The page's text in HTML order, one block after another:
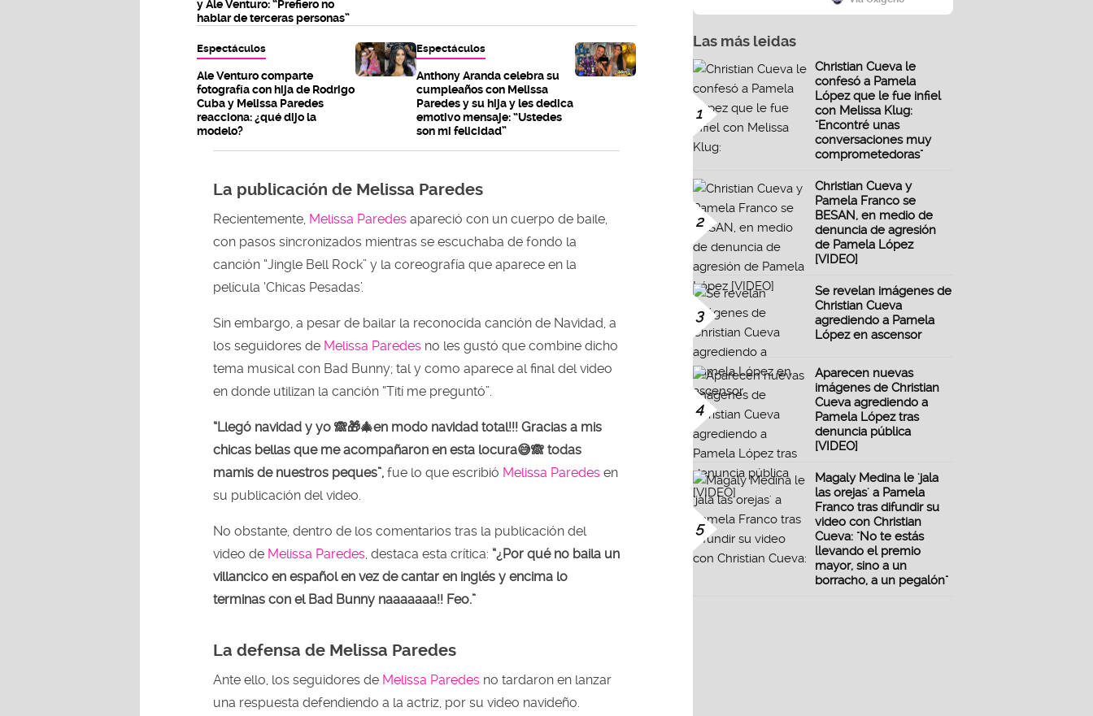
y Ale Venturo: “Prefiero no
hablar de terceras personas”
Espectáculos
Ale Venturo comparte
fotografía con hija de Rodrigo
Cuba y Melissa Paredes
reacciona: ¿qué dijo la
modelo?
Espectáculos
Anthony Aranda celebra su
cumpleaños con Melissa
Paredes y su hija y les dedica
emotivo mensaje: “Ustedes
son mi felicidad”
La publicación de Melissa Paredes
Recientemente, Melissa Paredes apareció con un cuerpo de baile,
con pasos sincronizados mientras se escuchaba de fondo la
canción “Jingle Bell Rock” y la coreografía que aparece en la
película ‘Chicas Pesadas’.
Sin embargo, a pesar de bailar la reconocida canción de Navidad, a
los seguidores de Melissa Paredes no les gustó que combine dicho
tema musical con Bad Bunny; tal y como aparece al final del video
en donde utilizan la canción “Tití me preguntó”.
“Llegó navidad y yo 🙈🎁🎄en modo navidad total!!! Gracias a mis
chicas bellas que me acompañaron en esta locura😅🙈 todas
mamis de nuestros peques”, fue lo que escribió Melissa Paredes en
su publicación del video.
No obstante, dentro de los comentarios tras la publicación del
video de Melissa Paredes , destaca esta crítica: “¿Por qué no baila un
villancico en español en vez de cantar en inglés y encima lo
terminas con el Bad Bunny naaaaaaa!! Feo.”
La defensa de Melissa Paredes
Ante ello, los seguidores de Melissa Paredes no tardaron en lanzar
una respuesta defendiendo a la actriz, por su video navideño.
Las más leidas
1
Christian Cueva le
confesó a Pamela
López que le fue infiel
con Melissa Klug:
"Encontré unas
conversaciones muy
comprometedoras"
2
Christian Cueva y
Pamela Franco se
BESAN, en medio de
denuncia de agresión
de Pamela López
[VIDEO]
3
Se revelan imágenes de
Christian Cueva
agrediendo a Pamela
López en ascensor
4
Aparecen nuevas
imágenes de Christian
Cueva agrediendo a
Pamela López tras
denuncia pública
[VIDEO]
5
Magaly Medina le 'jala
las orejas' a Pamela
Franco tras difundir su
video con Christian
Cueva: "No te estás
llevando el premio
mayor, sino a un
borracho, a un pegalón"